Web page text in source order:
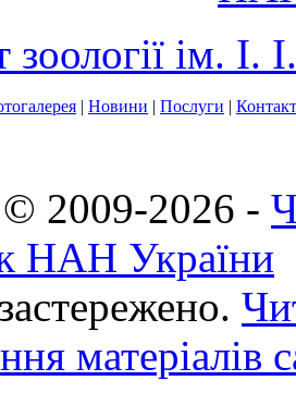
зоології ім.
| Новини | Послуги |
2009-2026 -
НАН України
матеріалів